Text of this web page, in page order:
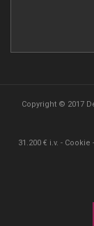
Copyright © 2017
31.200 € i.v. - Cookie -